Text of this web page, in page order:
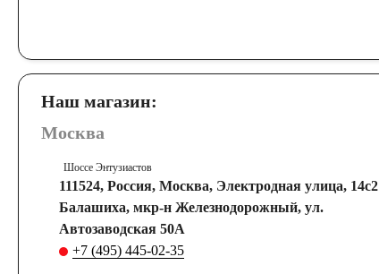
Наш магазин:
Москва
Шоссе Энтузиастов
111524, Россия, Москва, Электродная улица, 14с2
Балашиха, мкр-н Железнодорожный, ул.
Автозаводская 50А
+7 (495) 445-02-35